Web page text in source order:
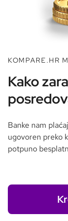
KOMPARE.HR
Kako
Banke nam
ugovoren preko
potpuno